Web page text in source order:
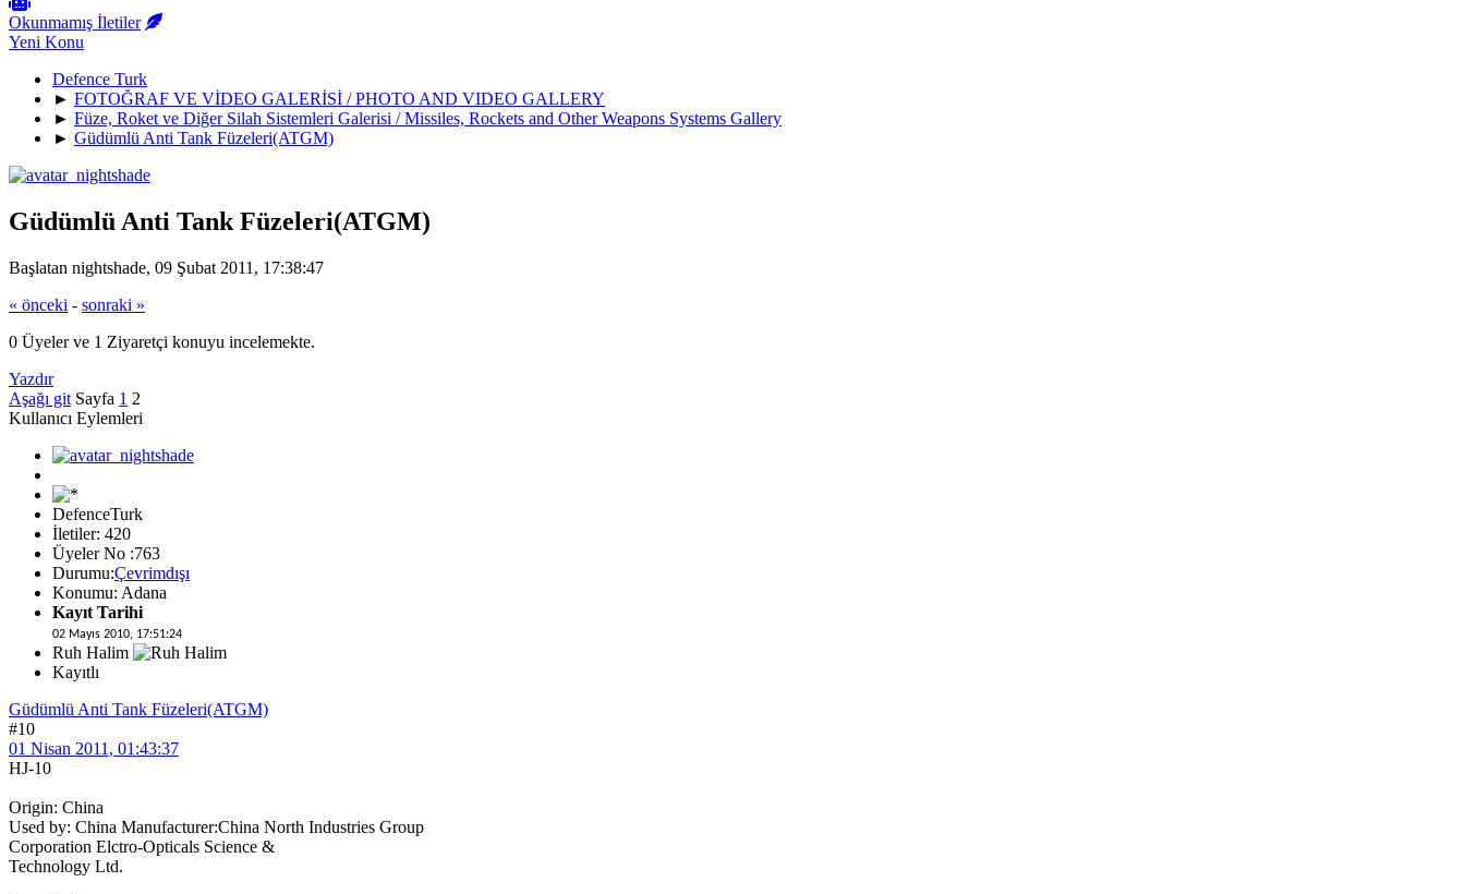
Okunmamış İletiler
Yeni Konu
Defence Turk
► FOTOĞRAF VE VİDEO GALERİSİ / PHOTO AND VIDEO GALLERY
► Füze, Roket ve Diğer Silah Sistemleri Galerisi / Missiles, Rockets and Other Weapons Systems Gallery
► Güdümlü Anti Tank Füzeleri(ATGM)
Güdümlü Anti Tank Füzeleri(ATGM)
Başlatan nightshade, 09 Şubat 2011, 17:38:47
« önceki - sonraki »
0 Üyeler ve 1 Ziyaretçi konuyu incelemekte.
Yazdır
Aşağı git Sayfa 1 2
Kullanıcı Eylemleri
DefenceTurk
İletiler: 420
Üyeler No :763
Durumu:Çevrimdışı
Konumu: Adana
Kayıt Tarihi
02 Mayıs 2010, 17:51:24
Ruh Halim
Kayıtlı
Güdümlü Anti Tank Füzeleri(ATGM)
#10
01 Nisan 2011, 01:43:37
HJ-10
Origin: China
Used by: China Manufacturer:China North Industries Group
Corporation Elctro-Opticals Science &
Technology Ltd.